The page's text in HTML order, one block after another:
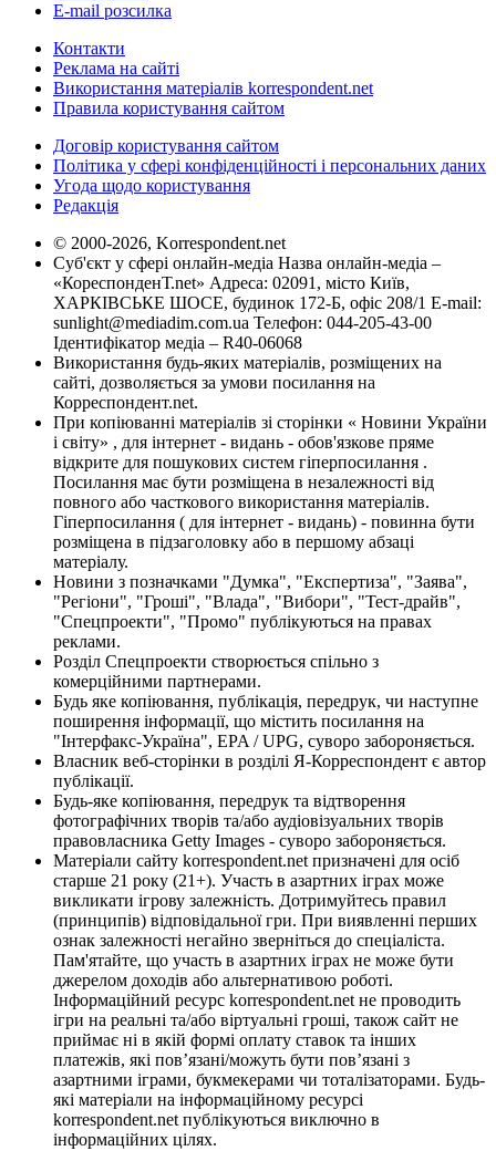
E-mail розсилка
Контакти
Реклама на сайті
Використання матеріалів korrespondent.net
Правила користування сайтом
Договір користування сайтом
Політика у сфері конфіденційності і персональних даних
Угода щодо користування
Редакція
© 2000-2026, Korrespondent.net
Суб'єкт у сфері онлайн-медіа Назва онлайн-медіа –
«КореспонденТ.net» Адреса: 02091, місто Київ,
ХАРКІВСЬКЕ ШОСЕ, будинок 172-Б, офіс 208/1 E-mail:
sunlight@mediadim.com.ua Телефон: 044-205-43-00
Ідентифікатор медіа – R40-06068
Використання будь-яких матеріалів, розміщених на
сайті, дозволяється за умови посилання на
Корреспондент.net.
При копіюванні матеріалів зі сторінки « Новини України
і світу» , для інтернет - видань - обов'язкове пряме
відкрите для пошукових систем гіперпосилання .
Посилання має бути розміщена в незалежності від
повного або часткового використання матеріалів.
Гіперпосилання ( для інтернет - видань) - повинна бути
розміщена в підзаголовку або в першому абзаці
матеріалу.
Новини з позначками "Думка", "Експертиза", "Заява",
"Регіони", "Гроші", "Влада", "Вибори", "Тест-драйв",
"Спецпроекти", "Промо" публікуються на правах
реклами.
Розділ Спецпроекти створюється спільно з
комерційними партнерами.
Будь яке копіювання, публікація, передрук, чи наступне
поширення інформації, що містить посилання на
"Інтерфакс-Україна", EPA / UPG, суворо забороняється.
Власник веб-сторінки в розділі Я-Корреспондент є автор
публікації.
Будь-яке копіювання, передрук та відтворення
фотографічних творів та/або аудіовізуальних творів
правовласника Getty Images - суворо забороняється.
Матеріали сайту korrespondent.net призначені для осіб
старше 21 року (21+). Участь в азартних іграх може
викликати ігрову залежність. Дотримуйтесь правил
(принципів) відповідальної гри. При виявленні перших
ознак залежності негайно зверніться до спеціаліста.
Пам'ятайте, що участь в азартних іграх не може бути
джерелом доходів або альтернативою роботі.
Інформаційний ресурс korrespondent.net не проводить
ігри на реальні та/або віртуальні гроші, також сайт не
приймає ні в якій формі оплату ставок та інших
платежів, які пов’язані/можуть бути пов’язані з
азартними іграми, букмекерами чи тоталізаторами. Будь-
які матеріали на інформаційному ресурсі
korrespondent.net публікуються виключно в
інформаційних цілях.